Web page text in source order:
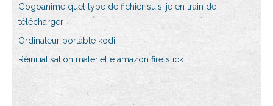
Gogoanime quel type de fichier suis-je en train de
télécharger
Ordinateur portable kodi
Réinitialisation matérielle amazon fire stick